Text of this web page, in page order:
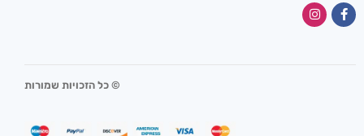
© כל הזכויות שמורות